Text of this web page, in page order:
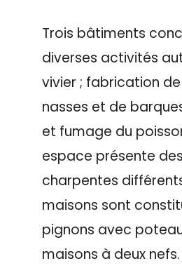
Trois bâtiments
diverses activités
vivier ; fabrication
nasses et de
et fumage du
espace présente
charpentes
maisons sont
pignons avec
maisons à deux